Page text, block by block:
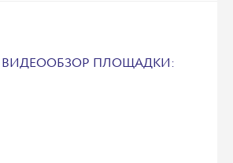
ВИДЕООБЗОР ПЛОЩАДКИ: